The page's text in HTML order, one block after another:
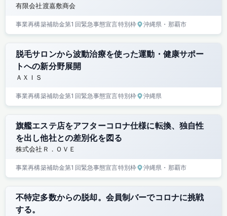
有限会社渡嘉敷商会
事業再構築補助金第1回緊急事態宣言特別枠 沖縄県 ・那覇市
脱毛サロンから波動治療を使った運動・健康サポー
トへの新分野展開
ＡＸＩＳ
事業再構築補助金第1回緊急事態宣言特別枠 沖縄県
旗艦エステ店をアフターコロナ仕様に転換、独自性
を出し他社との差別化を図る
株式会社Ｒ．ＯＶＥ
事業再構築補助金第1回緊急事態宣言特別枠 沖縄県 ・那覇市
不特定多数からの脱却。会員制バーでコロナに挑戦
する。